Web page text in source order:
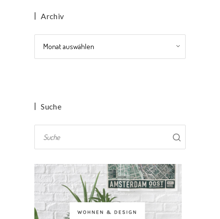
Archiv
Suche